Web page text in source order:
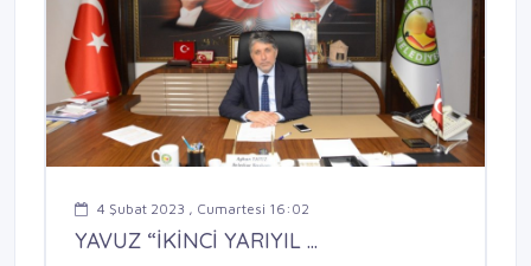
4 Şubat 2023 , Cumartesi 16:02
YAVUZ “İKİNCİ YARIYIL ...